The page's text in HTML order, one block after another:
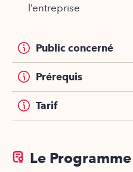
l’entreprise
Public concerné
Prérequis
Tarif
Le Programme